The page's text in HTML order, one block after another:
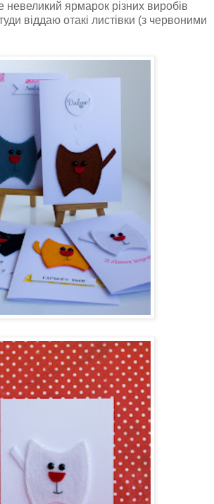
невеликий ярмарок різних виробів
віддаю отакі листівки (з червоними